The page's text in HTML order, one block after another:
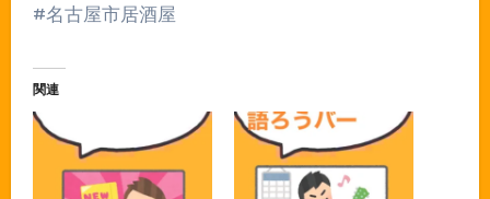
#名古屋市居酒屋
関連